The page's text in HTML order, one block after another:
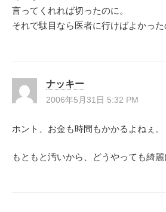
言ってくれれば切ったのに。
それで駄目なら医者に行けばよかった
ナッキー
2006年5月31日 5:32 PM
ホント、お金も時間もかかるよねぇ。
もともと汚いから、どうやっても綺麗